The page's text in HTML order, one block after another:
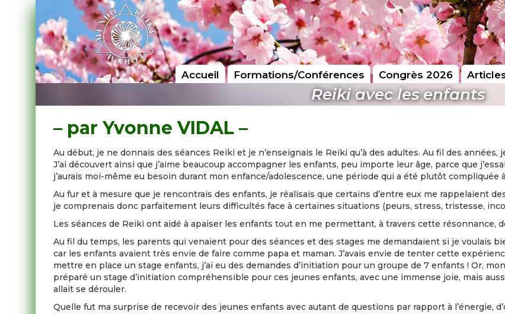
Accueil Formations/Conférences Congrès 2026
Reiki avec les enfants
– par Yvonne VIDAL –
Au début, je ne donnais des séances Reiki et je n’enseignais le Reiki qu’à des adultes. Au fil des années,
J’ai découvert ainsi que j’aime beaucoup accompagner les enfants, peu importe leur âge, parce que
j’aurais moi-même eu besoin durant mon enfance/adolescence, une période qui a été plutôt compliquée
Au fur et à mesure que je rencontrais des enfants, je réalisais que certains d’entre eux me rappelaient
je comprenais donc parfaitement leurs difficultés face à certaines situations (peurs, stress, tristesse,
Les séances de Reiki ont aidé à apaiser les enfants tout en me permettant, à travers cette résonnance,
Au fil du temps, les parents qui venaient pour des séances et des stages me demandaient si je voulais
car les enfants avaient très envie de faire comme papa et maman. J’avais envie de tenter cette
mettre en place un stage enfants, j’ai eu des demandes d’initiation pour un groupe de 7 enfants ! Or,
préparé un stage d’initiation compréhensible pour ces jeunes enfants, avec une immense joie, mais
allait se dérouler.
Quelle fut ma surprise de recevoir des jeunes enfants avec autant de questions par rapport à l’énergie,